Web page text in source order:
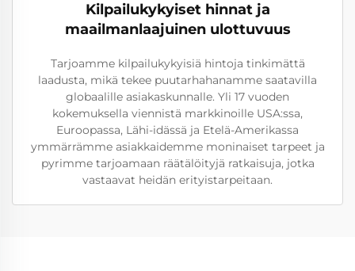
Kilpailukykyiset hinnat ja
maailmanlaajuinen ulottuvuus
Tarjoamme kilpailukykyisiä hintoja tinkimättä
laadusta, mikä tekee puutarhahanamme saatavilla
globaalille asiakaskunnalle. Yli 17 vuoden
kokemuksella viennistä markkinoille USA:ssa,
Euroopassa, Lähi-idässä ja Etelä-Amerikassa
ymmärrämme asiakkaidemme moninaiset tarpeet ja
pyrimme tarjoamaan räätälöityjä ratkaisuja, jotka
vastaavat heidän erityistarpeitaan.